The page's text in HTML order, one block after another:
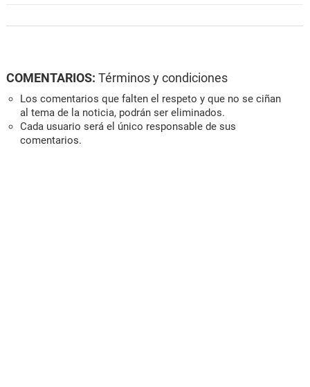
COMENTARIOS: Términos y condiciones
Los comentarios que falten el respeto y que no se ciñan
al tema de la noticia, podrán ser eliminados.
Cada usuario será el único responsable de sus
comentarios.